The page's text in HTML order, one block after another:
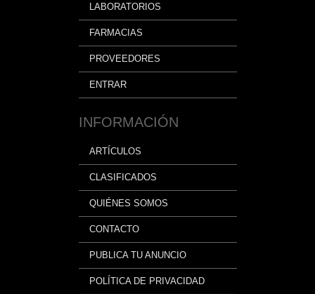
LABORATORIOS
FARMACIAS
PROVEEDORES
ENTRAR
INFORMACIÓN
ARTÍCULOS
CLASIFICADOS
QUIÉNES SOMOS
CONTACTO
PUBLICA TU ANUNCIO
POLÍTICA DE PRIVACIDAD